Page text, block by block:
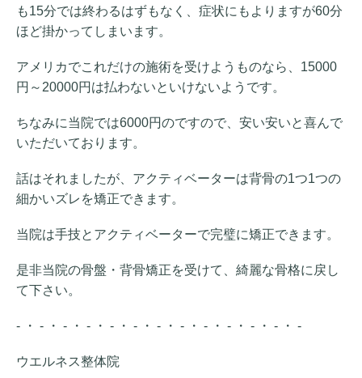
も15分では終わるはずもなく、症状にもよりますが60分
ほど掛かってしまいます。
アメリカでこれだけの施術を受けようものなら、15000
円～20000円は払わないといけないようです。
ちなみに当院では6000円のですので、安い安いと喜んで
いただいております。
話はそれましたが、アクティベーターは背骨の1つ1つの
細かいズレを矯正できます。
当院は手技とアクティベーターで完璧に矯正できます。
是非当院の骨盤・背骨矯正を受けて、綺麗な骨格に戻し
て下さい。
- ・ - ・ - ・ - ・ - ・ - ・ - ・ - ・ - ・ - ・ - ・ - ・ -
ウエルネス整体院